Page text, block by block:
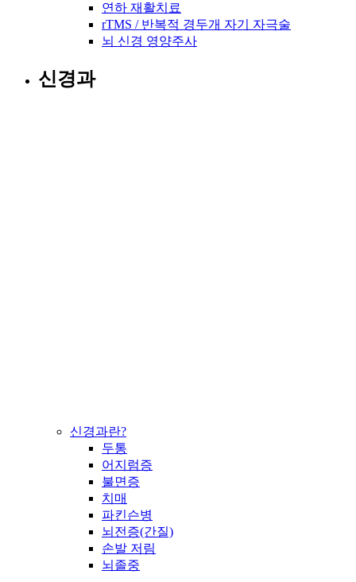
연하 재활치료
rTMS / 반복적 경두개 자기 자극술
뇌 신경 영양주사
신경과
신경과란?
두통
어지럼증
불면증
치매
파킨슨병
뇌전증(간질)
손발 저림
뇌졸중